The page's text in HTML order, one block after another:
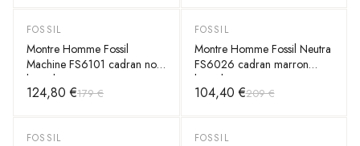
-30%
FOSSIL
Montre Homme Fossil
Machine FS6101 cadran noir
bracelet cuir
124,80 €179 €
-50%
FOSSIL
Montre Homme Fossil Neutra
FS6026 cadran marron
bracelet cuir
104,40 €209 €
-40%
FOSSIL -40%
FOSSIL